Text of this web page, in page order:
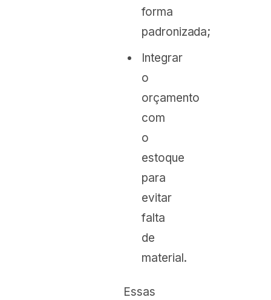
forma
padronizada;
Integrar
o
orçamento
com
o
estoque
para
evitar
falta
de
material.
Essas